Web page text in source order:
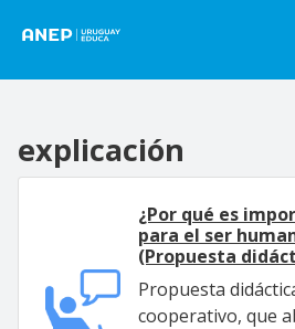
explicación
¿Por qué es
para el ser
(Propuesta
Propuesta
cooperativo, que